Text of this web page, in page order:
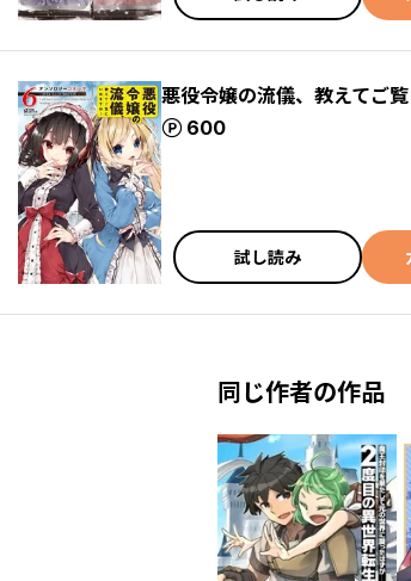
悪役令嬢の流儀、教えてご
600
ポイント
試し読み
同じ作者の作品